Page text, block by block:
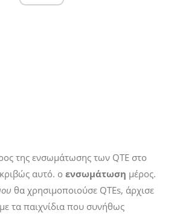
της ενσωμάτωσης των QTE στο
αυτό. ο ενσωμάτωση μέρος.
θα χρησιμοποιούσε QTEs, άρχισε
τα παιχνίδια που συνήθως